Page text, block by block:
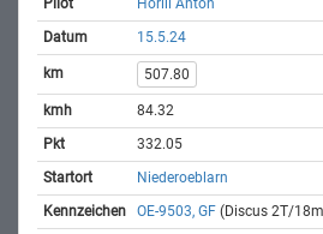
15.5.24
507.80
84.32
332.05
Niederoeblarn
OE-9503, GF (Discus 2T/